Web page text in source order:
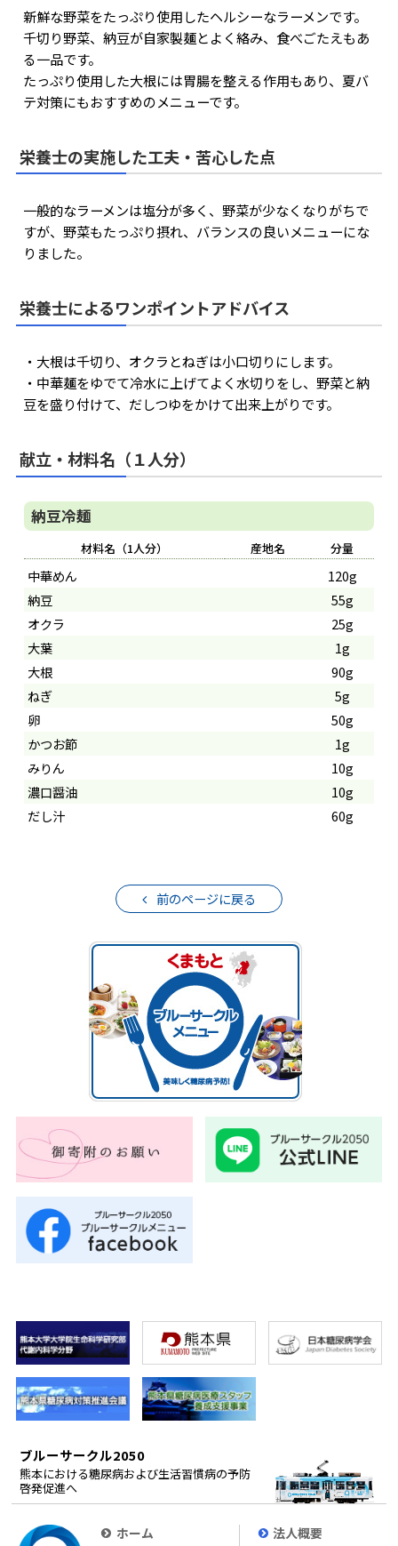
新鮮な野菜をたっぷり使用したヘルシーなラーメンです。
千切り野菜、納豆が自家製麺とよく絡み、食べごたえもあ
る一品です。
たっぷり使用した大根には胃腸を整える作用もあり、夏バ
テ対策にもおすすめのメニューです。
栄養士の実施した工夫・苦心した点
一般的なラーメンは塩分が多く、野菜が少なくなりがちで
すが、野菜もたっぷり摂れ、バランスの良いメニューにな
りました。
栄養士によるワンポイントアドバイス
・大根は千切り、オクラとねぎは小口切りにします。
・中華麺をゆでて冷水に上げてよく水切りをし、野菜と納
豆を盛り付けて、だしつゆをかけて出来上がりです。
献立・材料名（１人分）
納豆冷麺
材料名（1人分） 産地名 分量
中華めん
120g
納豆
55g
オクラ
25g
大葉
1g
大根
90g
ねぎ
5g
卵
50g
かつお節
1g
みりん
10g
濃口醤油
10g
だし汁
60g
前のページに戻る
ブルーサークル2050
熊本における糖尿病および生活習慣病の予防
啓発促進へ
ホーム
法人概要